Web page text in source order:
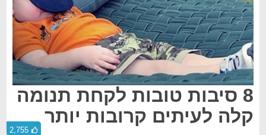
8 סיבות טובות לקחת תנומה
קלה לעיתים קרובות יותר
2,755